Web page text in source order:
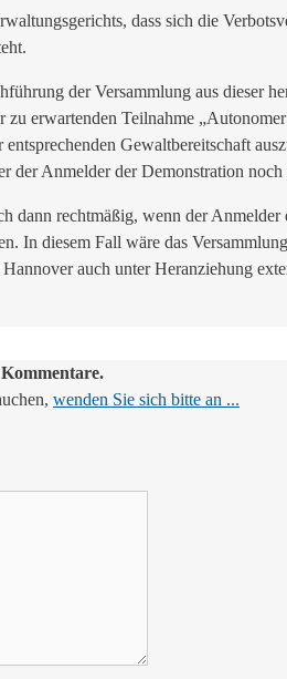
dass sich die
der Versammlung aus dieser
erwartenden Teilnahme
Gewaltbereitschaft
der Anmelder der Demonstration
dann rechtmäßig, wenn der
In diesem Fall wäre das
auch unter Heranziehung
wenden Sie sich bitte an ...